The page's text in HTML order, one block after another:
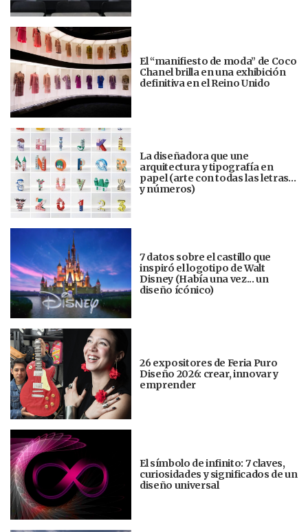
El “manifiesto de moda” de Coco
Chanel brilla en una exhibición
definitiva en el Reino Unido
La diseñadora que une
arquitectura y tipografía en
papel (arte con todas las letras…
y números)
7 datos sobre el castillo que
inspiró el logotipo de Walt
Disney (Había una vez... un
diseño ícónico)
26 expositores de Feria Puro
Diseño 2026: crear, innovar y
emprender
El símbolo de infinito: 7 claves,
curiosidades y significados de un
diseño universal